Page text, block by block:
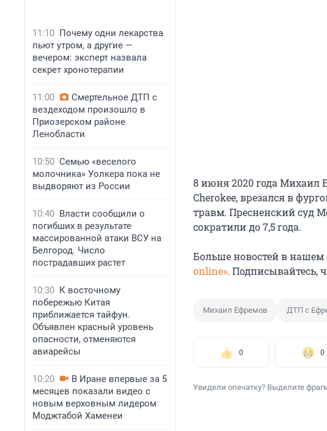
11:10 Почему одни лекарства
пьют утром, а другие —
вечером: эксперт назвала
секрет хронотерапии
11:00
Смертельное ДТП с
вездеходом произошло в
Приозерском районе
Ленобласти
10:50 Семью «веселого
молочника» Уолкера пока не
выдворяют из России
10:40 Власти сообщили о
погибших в результате
массированной атаки ВСУ на
Белгород. Число
пострадавших растет
10:30 К восточному
побережью Китая
приближается тайфун.
Объявлен красный уровень
опасности, отменяются
авиарейсы
10:20
В Иране впервые за 5
месяцев показали видео с
новым верховным лидером
Моджтабой Хаменеи
8 июня 2020 года Михаил
Cherokee, врезался в
травм. Пресненский суд
сократили до 7,5 года.
Больше новостей в
online». Подписывайтесь,
Михаил Ефремов ДТП с
0 0
Увидели опечатку? Выделите